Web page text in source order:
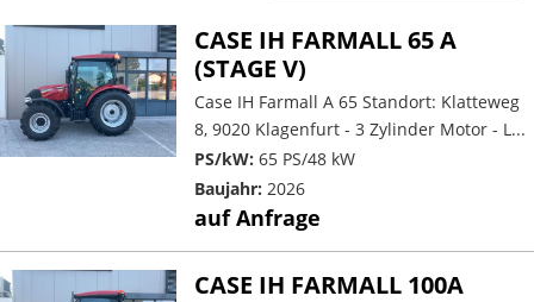
CASE IH FARMALL 65 A
(STAGE V)
Case IH Farmall A 65 Standort: Klatteweg
8, 9020 Klagenfurt - 3 Zylinder Motor - L...
PS/kW: 65 PS/48 kW
Baujahr: 2026
auf Anfrage
CASE IH FARMALL 100A